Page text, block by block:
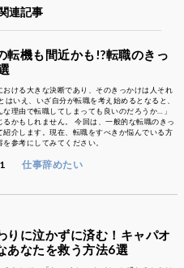
連記事
転機も間近かも!?転職のきっ
おける大きな決断であり、そのきっかけは人それ
はいえ、いざ自分が転職を考え始めるとなると、
な理由で転職してしまっても良いのだろうか…」
るかもしれません。 今回は、一般的な転職のきっ
紹介します。現在、転職をすべきか悩んでいる方
参考にしてみてください。
仕事辞めたい
りに泣かずに済む！キャパオ
あなたを救う方法6選